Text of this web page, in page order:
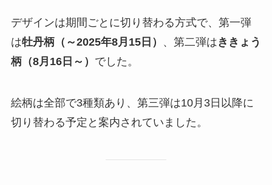
デザインは期間ごとに切り替わる方式で、第一弾
は牡丹柄（～2025年8月15日） 、第二弾はききょう
柄（8月16日～） でした。
絵柄は全部で3種類あり、第三弾は10月3日以降に
切り替わる予定と案内されていました。